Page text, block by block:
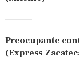
Preocupante
(Express